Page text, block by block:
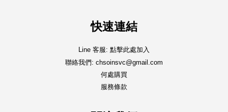
快速連結
Line 客服: 點擊此處加入
聯絡我們: chsoinsvc@gmail.com
何處購買
服務條款